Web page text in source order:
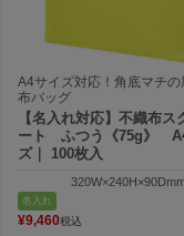
A4サイズ対応！角底マチの
布バッグ
【名入れ対応】不織布ス
ート ふつう《75g》
ズ｜ 100枚入
名入れ
¥9,460税込